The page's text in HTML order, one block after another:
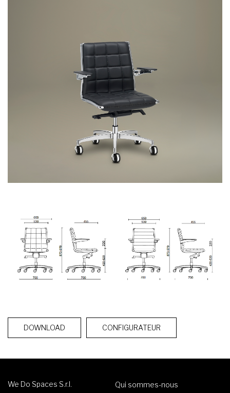
DOWNLOAD CONFIGURATEUR
We Do Spaces S.r.l.
Qui sommes-nous